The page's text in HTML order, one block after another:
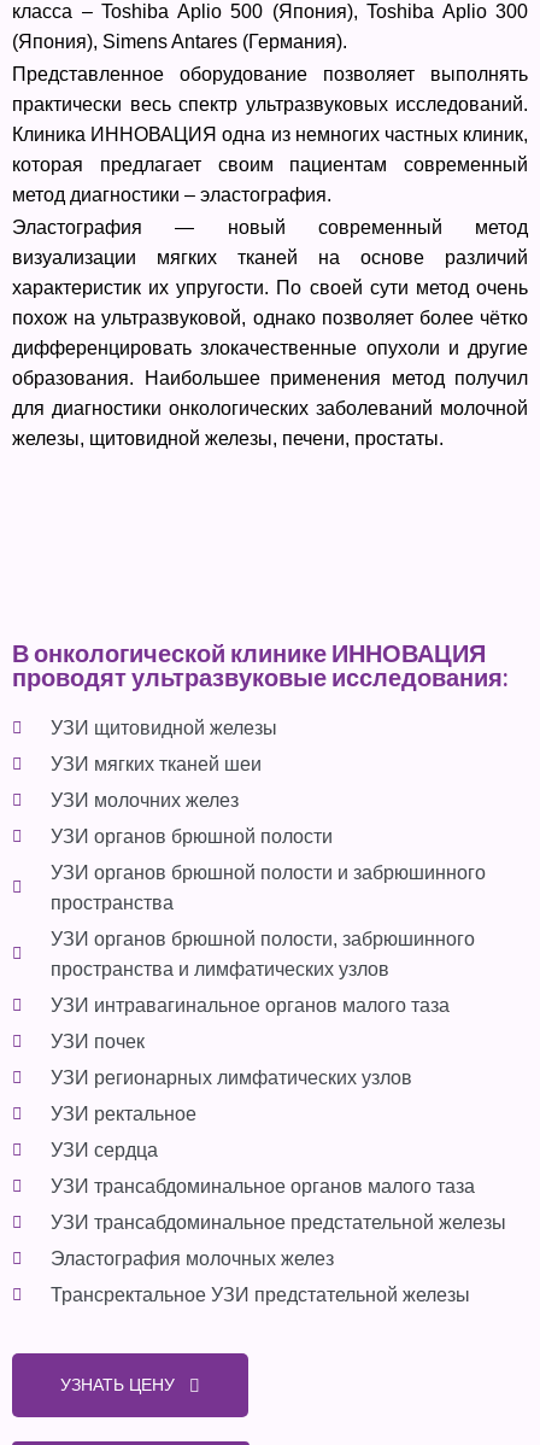
класса – Toshiba Aplio 500 (Япония), Toshiba Aplio 300
(Япония), Simens Antares (Германия).
Представленное оборудование позволяет выполнять
практически весь спектр ультразвуковых исследований.
Клиника ИННОВАЦИЯ одна из немногих частных клиник,
которая предлагает своим пациентам современный
метод диагностики – эластография.
Эластография — новый современный метод
визуализации мягких тканей на основе различий
характеристик их упругости. По своей сути метод очень
похож на ультразвуковой, однако позволяет более чётко
дифференцировать злокачественные опухоли и другие
образования. Наибольшее применения метод получил
для диагностики онкологических заболеваний молочной
железы, щитовидной железы, печени, простаты.
В онкологической клинике ИННОВАЦИЯ
проводят ультразвуковые исследования:
УЗИ щитовидной железы
УЗИ мягких тканей шеи
УЗИ молочних желез
УЗИ органов брюшной полости
УЗИ органов брюшной полости и забрюшинного
пространства
УЗИ органов брюшной полости, забрюшинного
пространства и лимфатических узлов
УЗИ интравагинальное органов малого таза
УЗИ почек
УЗИ регионарных лимфатических узлов
УЗИ ректальное
УЗИ сердца
УЗИ трансабдоминальное органов малого таза
УЗИ трансабдоминальное предстательной железы
Эластография молочных желез
Трансректальное УЗИ предстательной железы
УЗНАТЬ ЦЕНУ